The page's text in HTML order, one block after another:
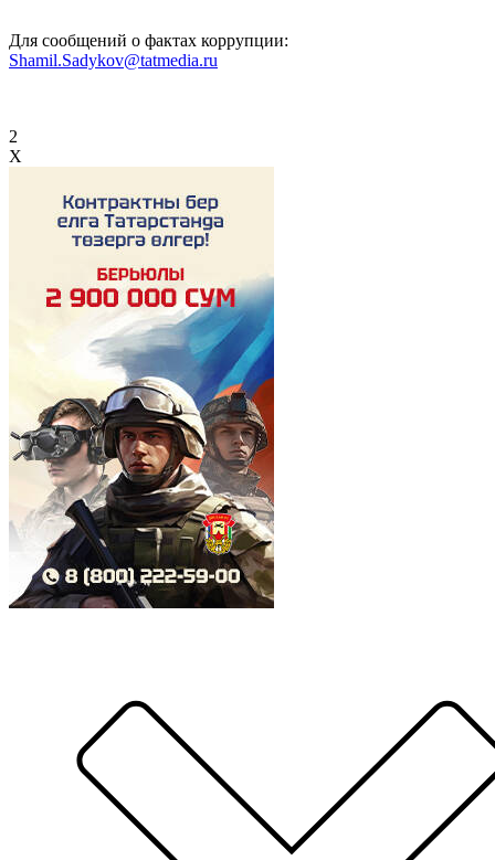
Для сообщений о фактах коррупции:
Shamil.Sadykov@tatmedia.ru
2
X